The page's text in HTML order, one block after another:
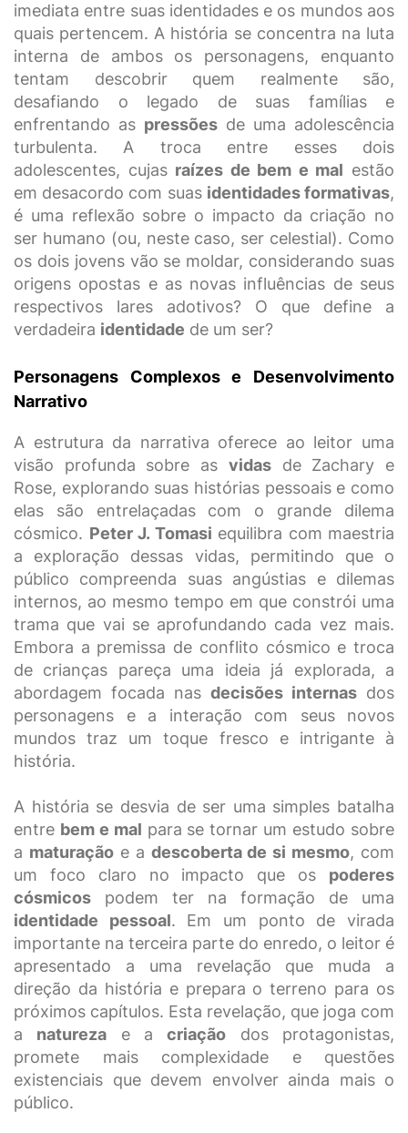
imediata entre suas identidades e os mundos aos
quais pertencem. A história se concentra na luta
interna de ambos os personagens, enquanto
tentam descobrir quem realmente são,
desafiando o legado de suas famílias e
enfrentando as pressões de uma adolescência
turbulenta. A troca entre esses dois
adolescentes, cujas raízes de bem e mal estão
em desacordo com suas identidades formativas,
é uma reflexão sobre o impacto da criação no
ser humano (ou, neste caso, ser celestial). Como
os dois jovens vão se moldar, considerando suas
origens opostas e as novas influências de seus
respectivos lares adotivos? O que define a
verdadeira identidade de um ser?
Personagens Complexos e Desenvolvimento
Narrativo
A estrutura da narrativa oferece ao leitor uma
visão profunda sobre as vidasde Zachary e
Rose, explorando suas histórias pessoais e como
elas são entrelaçadas com o grande dilema
cósmico. Peter J. Tomasi equilibra com maestria
a exploração dessas vidas, permitindo que o
público compreenda suas angústias e dilemas
internos, ao mesmo tempo em que constrói uma
trama que vai se aprofundando cada vez mais.
Embora a premissa de conflito cósmico e troca
de crianças pareça uma ideia já explorada, a
abordagem focada nas decisões internas dos
personagens e a interação com seus novos
mundos traz um toque fresco e intrigante à
história.
A história se desvia de ser uma simples batalha
entre bem e mal para se tornar um estudo sobre
a maturaçãoe a descoberta de si mesmo, com
um foco claro no impacto que os poderes
cósmicos podem ter na formação de uma
identidade pessoal. Em um ponto de virada
importante na terceira parte do enredo, o leitor é
apresentado a uma revelação que muda a
direção da história e prepara o terreno para os
próximos capítulos. Esta revelação, que joga com
a natureza e acriação dos protagonistas,
promete mais complexidade e questões
existenciais que devem envolver ainda mais o
público.